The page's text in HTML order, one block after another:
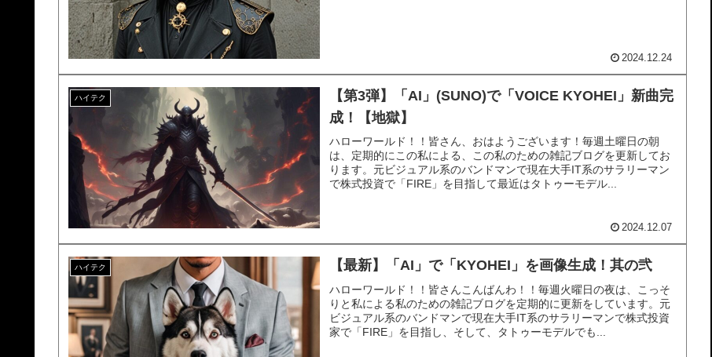
2024.12.24
ハイテク
【第3弾】「AI」(SUNO)で「VOICE KYOHEI」新曲完
成！【地獄】
ハローワールド！！皆さん、おはようございます！毎週土曜日の朝
は、定期的にこの私による、この私のための雑記ブログを更新してお
ります。元ビジュアル系のバンドマンで現在大手IT系のサラリーマン
で株式投資で「FIRE」を目指して最近はタトゥーモデル...
2024.12.07
ハイテク 【最新】「AI」で「KYOHEI」を画像生成！其の弐
ハローワールド！！皆さんこんばんわ！！毎週火曜日の夜は、こっそ
りと私による私のための雑記ブログを定期的に更新をしています。元
ビジュアル系のバンドマンで現在大手IT系のサラリーマンで株式投資
家で「FIRE」を目指し、そして、タトゥーモデルでも...